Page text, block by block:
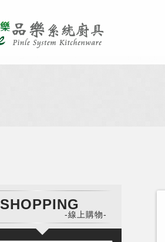
SHOPPING
-線上購物-